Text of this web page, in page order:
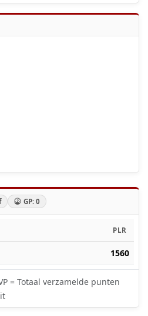
GP: 0
PLR
1560
= Totaal verzamelde punten